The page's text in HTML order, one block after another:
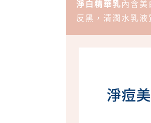
淨白精華乳內含
反黑，清潤水乳